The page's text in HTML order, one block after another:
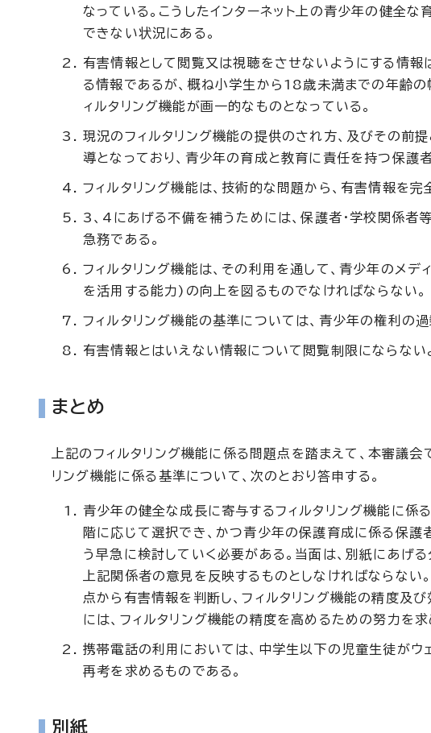
なっている。こうしたインターネット上の青少年の健全
できない状況にある。
有害情報として閲覧又は視聴をさせないようにする情
る情報であるが、概ね小学生から18歳未満までの年齢の
ィルタリング機能が画一的なものとなっている。
現況のフィルタリング機能の提供のされ方、及びその前
導となっており、青少年の育成と教育に責任を持つ保護
フィルタリング機能は、技術的な問題から、有害情報を完
3、4にあげる不備を補うためには、保護者・学校関係者
急務である。
フィルタリング機能は、その利用を通して、青少年のメデ
を活用する能力)の向上を図るものでなければならない。
フィルタリング機能の基準については、青少年の権利の
有害情報とはいえない情報について閲覧制限にならない
まとめ
上記のフィルタリング機能に係る問題点を踏まえて、本審議
リング機能に係る基準について、次のとおり答申する。
青少年の健全な成長に寄与するフィルタリング機能に係
階に応じて選択でき、かつ青少年の保護育成に係る保護
う早急に検討していく必要がある。当面は、別紙にあげ
上記関係者の意見を反映するものとしなければならない
点から有害情報を判断し、フィルタリング機能の精度及
には、フィルタリング機能の精度を高めるための努力を求
携帯電話の利用においては、中学生以下の児童生徒がウ
再考を求めるものである。
別紙